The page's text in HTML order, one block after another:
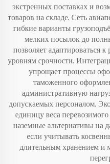
экстренных поставках и
товаров на складе. Сеть
гибкие варианты
мелких посылок до
позволяет адаптироваться
уровням срочности.
упрощает процессы
таможенного
административную
допускаемых персоналом.
единицу веса
наземные альтернативы на
если учитывать
длительным хранением и